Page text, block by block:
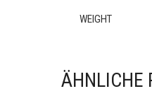
WEIGHT
ÄHNLICHE